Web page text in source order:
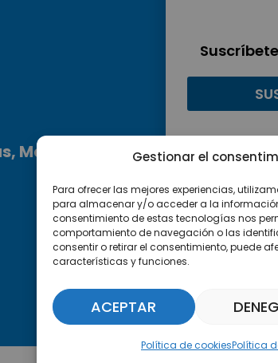
Gestionar el
Para ofrecer las mejores experiencias,
para almacenar y/o acceder a la
consentimiento de estas tecnologías nos
comportamiento de navegación o las
consentir o retirar el consentimiento, puede
características y funciones.
ACEPTAR
Política de cookiesPolítica
Málaga